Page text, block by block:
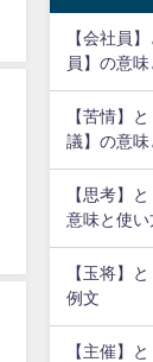
【会社員
員】の意
【苦情】
議】の意
【思考】
意味と使
【玉将】
例文
【主催】